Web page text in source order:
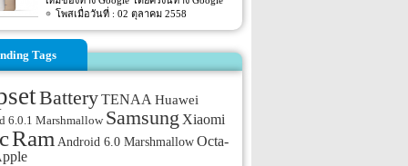
ตัวเครื่องจะเป็น Snapdragon 820 ในส่วนของ
Ram ภายในตัวเครื่องจะมีขนาดอยู่ที่ 4GB
[…]
ตอนนั้นจะเป็นข้อมูลจากเว็บไซต์อย่าง
GFXBench สำหรับความละเอียดของตัวกล้อง
ของ Galaxy A9 Pro จะมีความละเอียด
มากกว่า A9 (2016) ไม่มากนัก โดยจะ
อัพเกรดจากรุ่น A9 (2016) […]
ร์ทโฟไฮเอ็นด์ Galaxy Note 5,
Galaxy S6 edge+, Galaxy S6 และ Galaxy S6
edge นอกจาก Samsung Gear VR รุ่นใหม่จะ
รองรับการใช้งานกับสมาร์ทโฟนหลายรุ่นแล้ว
ยังมีราคาถูกลงกว่ารุ่น Innovator Edition
ก่อนหน้าซึ่งมีราคา 199 ดอลลาร์ Samsung
รายงาน Oculus Rift กับซัมซุง กำลังทำงาน
ร่วมกันพัฒนาแว่นตา VR ที่มีสายเชื่อมต่อกับ
คอมพิวเตอร์ ในช่วงต้นปี 2016 Samsung Gear
VR นั้นจะมาพร้อมกับเกมใหม่ๆ ให้เล่น จาก
Oculus Store […]
ได้จับมือร่วมกับ 2 ค่ายผู้ผลิต Smart Phone
ที่ถูกเปิดตัวมานั้นจะเป็นรุ่นของทาง LG อย่าง
Nexus 5X และอีกรุ่นที่ตีคู่มานั้นก็คือ Huawei
Nexus 6P ตัวนี้ที่ทาง Google นั้นจับมือผลิตกับ
ทางค่ายผู้ผลิตอย่าง Huawei นั้นเอง สำหรับ
Huawei Nexus 6P จะเริ่มต้นด้วยราคา $500
02 ตุลาคม 2558
Tags
BatteryTENAAHuawei
6.0.1 Marshmallow Samsung Xiaomi
Ram Android 6.0 MarshmallowOcta-